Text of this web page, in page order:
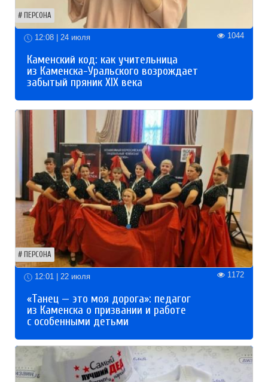
ПЕРСОНА
12:08 | 24 июля 1044
Каменский код: как учительница
из Каменска-Уральского возрождает
забытый пряник XIX века
ПЕРСОНА
12:01 | 22 июля 1172
«Танец — это моя дорога»: педагог
из Каменска о призвании и работе
с особенными детьми